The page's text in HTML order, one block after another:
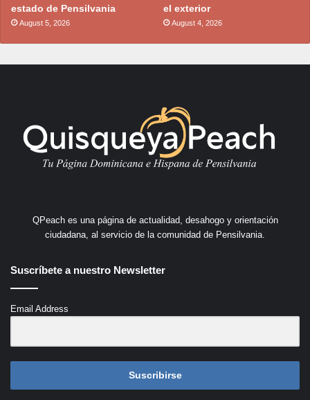
estado de Pensilvania
August 5, 2026
el exterior
August 4, 2026
QPeach es una página de actualidad, desahogo y orientación
ciudadana, al servicio de la comunidad de Pensilvania.
Suscríbete a nuestro Newsletter
Email Address
Suscribirse